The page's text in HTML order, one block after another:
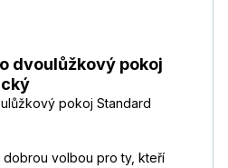
dvoulůžkový pokoj
pokoj Standard
volbou pro ty, kteří